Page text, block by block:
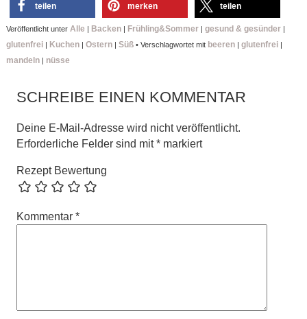
teilen merken teilen
Veröffentlicht unter Alle | Backen| Frühling&Sommer| gesund & gesünder|
glutenfrei| Kuchen| Ostern| Süß• Verschlagwortet mit beeren| glutenfrei|
mandeln| nüsse
SCHREIBE EINEN KOMMENTAR
Deine E-Mail-Adresse wird nicht veröffentlicht.
Erforderliche Felder sind mit*markiert
Rezept Bewertung
Kommentar *